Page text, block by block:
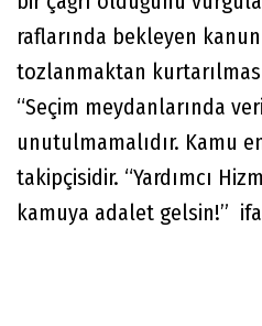
raflarında bekleyen
tozlanmaktan
“Seçim meydanlarında
unutulmamalıdır. Kamu
takipçisidir. “Yardımcı
kamuya adalet gelsin!”